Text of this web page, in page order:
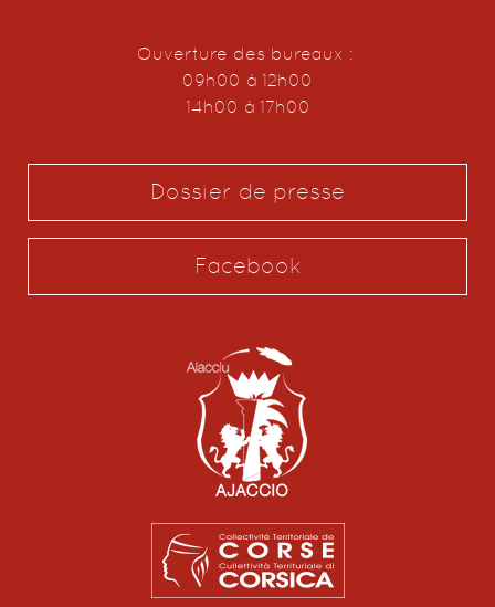
Ouverture des bureaux :
09h00 à 12h00
14h00 à 17h00
Dossier de presse
Facebook